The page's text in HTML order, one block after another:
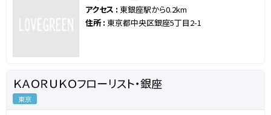
アクセス : 東銀座駅から0.2km
住所 : 東京都中央区銀座5丁目2-1
ＫＡＯＲＵＫＯフローリスト・銀座
東京